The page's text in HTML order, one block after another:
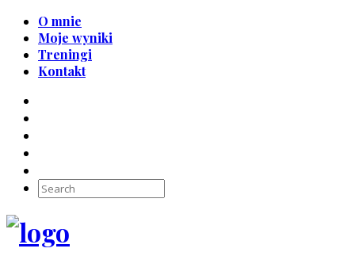
O mnie
Moje wyniki
Treningi
Kontakt